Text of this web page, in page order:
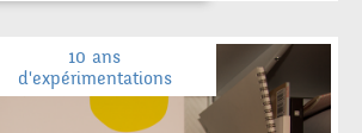
10 ans
d'expérimentations